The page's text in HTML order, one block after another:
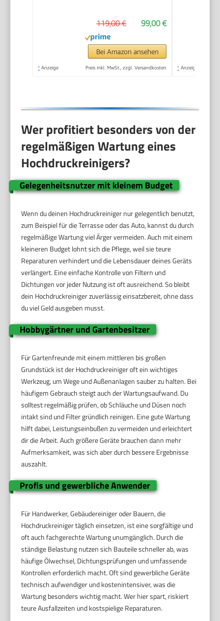
99,00 €
119,00 €
Bei Amazon ansehen
* Anzeige Preis inkl. MwSt., zzgl. Versandkosten * Anzeige
Wer profitiert besonders von der
regelmäßigen Wartung eines
Hochdruckreinigers?
Gelegenheitsnutzer mit kleinem Budget
Wenn du deinen Hochdruckreiniger nur gelegentlich benutzt,
zum Beispiel für die Terrasse oder das Auto, kannst du durch
regelmäßige Wartung viel Ärger vermeiden. Auch mit einem
kleineren Budget lohnt sich die Pflege, weil sie teure
Reparaturen verhindert und die Lebensdauer deines Geräts
verlängert. Eine einfache Kontrolle von Filtern und
Dichtungen vor jeder Nutzung ist oft ausreichend. So bleibt
dein Hochdruckreiniger zuverlässig einsatzbereit, ohne dass
du viel Geld ausgeben musst.
Hobbygärtner und Gartenbesitzer
Für Gartenfreunde mit einem mittleren bis großen
Grundstück ist der Hochdruckreiniger oft ein wichtiges
Werkzeug, um Wege und Außenanlagen sauber zu halten. Bei
häufigem Gebrauch steigt auch der Wartungsaufwand. Du
solltest regelmäßig prüfen, ob Schläuche und Düsen noch
intakt sind und Filter gründlich reinigen. Eine gute Wartung
hilft dabei, Leistungseinbußen zu vermeiden und erleichtert
dir die Arbeit. Auch größere Geräte brauchen dann mehr
Aufmerksamkeit, was sich aber durch bessere Ergebnisse
auszahlt.
Profis und gewerbliche Anwender
Für Handwerker, Gebäudereiniger oder Bauern, die
Hochdruckreiniger täglich einsetzen, ist eine sorgfältige und
oft auch fachgerechte Wartung unumgänglich. Durch die
ständige Belastung nutzen sich Bauteile schneller ab, was
häufige Ölwechsel, Dichtungsprüfungen und umfassende
Kontrollen erforderlich macht. Oft sind gewerbliche Geräte
technisch aufwendiger und kostenintensiver, was die
Wartung besonders wichtig macht. Wer hier spart, riskiert
teure Ausfallzeiten und kostspielige Reparaturen.